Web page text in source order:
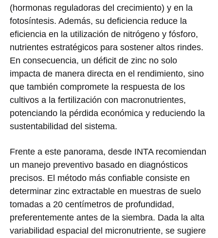
(hormonas reguladoras del crecimiento) y en la
fotosíntesis. Además, su deficiencia reduce la
eficiencia en la utilización de nitrógeno y fósforo,
nutrientes estratégicos para sostener altos rindes.
En consecuencia, un déficit de zinc no solo
impacta de manera directa en el rendimiento, sino
que también compromete la respuesta de los
cultivos a la fertilización con macronutrientes,
potenciando la pérdida económica y reduciendo la
sustentabilidad del sistema.
Frente a este panorama, desde INTA recomiendan
un manejo preventivo basado en diagnósticos
precisos. El método más confiable consiste en
determinar zinc extractable en muestras de suelo
tomadas a 20 centímetros de profundidad,
preferentemente antes de la siembra. Dada la alta
variabilidad espacial del micronutriente, se sugiere